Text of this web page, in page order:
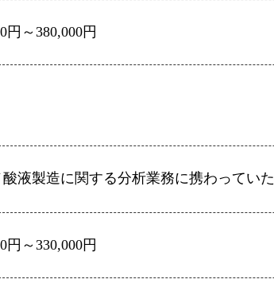
円～380,000円
液製造に関する分析業務に携わってい
円～330,000円